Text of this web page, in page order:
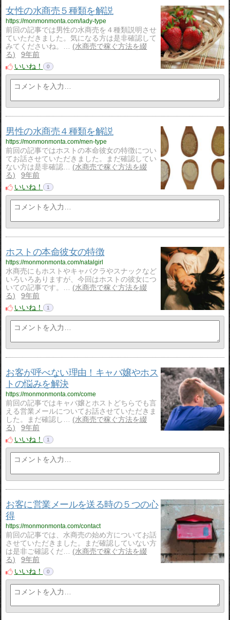
女性の水商売５種類を解説
https://monmonmonta.com/lady-type
前回の記事では男性の水商売を４種類説明させ
ていただきました。気になる方は是非確認して
みてくださいね。…
水商売で稼ぐ方法を綴
る
9年前
いいね！
0
男性の水商売４種類を解説
https://monmonmonta.com/men-type
前回の記事ではホストの本命彼女の特徴につい
てお話させていただきました。まだ確認してい
ない方は是非確認…
水商売で稼ぐ方法を綴
る
9年前
いいね！
1
ホストの本命彼女の特徴
https://monmonmonta.com/natalgirl
水商売にもホストやキャバクラやスナックなど
いろいろありますが、今回はホストの彼女につ
いての記事です。…
水商売で稼ぐ方法を綴
る
9年前
いいね！
1
お客が呼べない理由！キャバ嬢やホス
トの悩みを解決
https://monmonmonta.com/come
前回の記事ではキャバ嬢とホストどちらでも言
える営業メールについてお話させていただきま
した。まだ確認し…
水商売で稼ぐ方法を綴
る
9年前
いいね！
1
お客に営業メールを送る時の５つの心
得
https://monmonmonta.com/contact
前回の記事では、水商売の始め方についてお話
させていただきました。まだ確認していない方
は是非ご確認くだ…
水商売で稼ぐ方法を綴
る
9年前
いいね！
0